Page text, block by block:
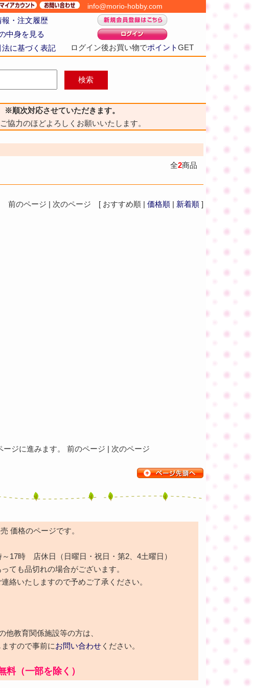
info@morio-hobby.com
報・注文履歴
ログイン後お買い物でポイントGET
中身を見る
に基づく表記
※順次対応させていただきます。
協力のほどよろしくお願いいたします。
全2商品
のページ | 次のページ [ おすすめ順 | 価格順 | 新着順 ]
ジに進みます。 前のページ | 次のページ
価格のページです。
17時 店休日（日曜日・祝日・第2、4土曜日）
ても品切れの場合がございます。
絡いたしますので予めご了承ください。
教育関係施設等の方は、
すので事前にお問い合わせ ください。
（一部を除く）